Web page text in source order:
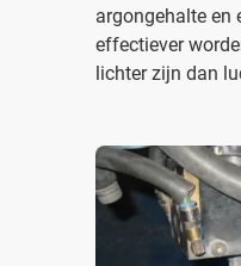
argongehalte en
effectiever
lichter zijn dan